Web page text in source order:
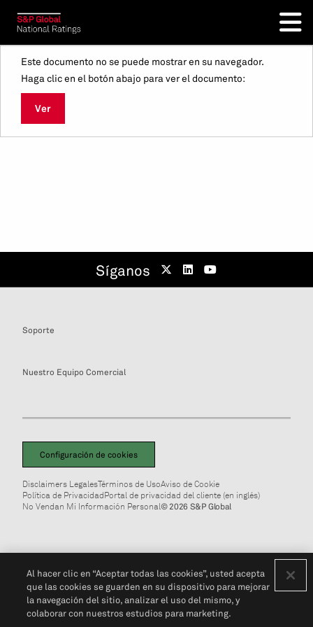
Este documento no se puede mostrar en su navegador.
Haga clic en el botón abajo para ver el documento:
Ver
Síganos
Soporte
Nuestro Equipo Comercial
Configuración de cookies
Disclaimers LegalesTérminos de UsoAviso de Cookie
Política de PrivacidadPortal de privacidad del cliente (en inglés)
No Vendan Mi Información Personal© 2026 S&P Global
Al hacer clic en “Aceptar todas las cookies”, usted acepta
que las cookies se guarden en su dispositivo para mejorar
la navegación del sitio, analizar el uso del mismo, y
colaborar con nuestros estudios para marketing.